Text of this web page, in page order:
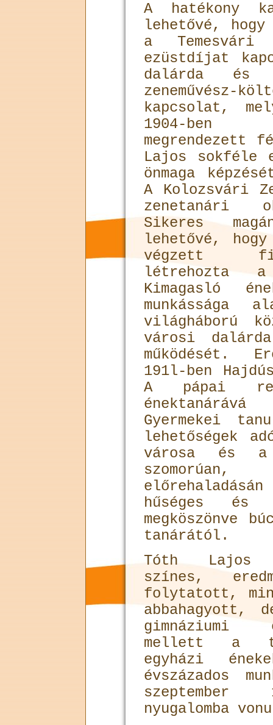
A hatékony
lehetővé,
a Temesvári
ezüstdíjat
dalárda és
kapcsolat,
1904-ben
megrendezett
Lajos sokféle
önmaga
A Kolozsvári
zenetanári
Sikeres
lehetővé,
végzett
létrehozta
Kimagasló
munkássága
világháború
városi
működését.
191l-ben
A pápai
Gyermekei
lehetőségek
városa és a
hűséges és
megköszönve
tanárától.
Tóth Lajos
színes,
foly­tatott,
abbahagyott,
gimnáziumi
mellett a
egyházi
évszázados
szeptember
nyugalomba